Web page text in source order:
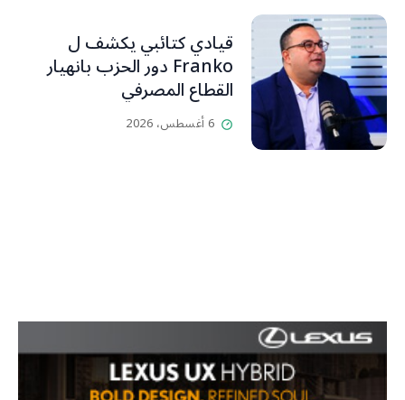
قيادي كتائبي يكشف ل
Franko دور الحزب بانهيار
القطاع المصرفي
6 أغسطس، 2026